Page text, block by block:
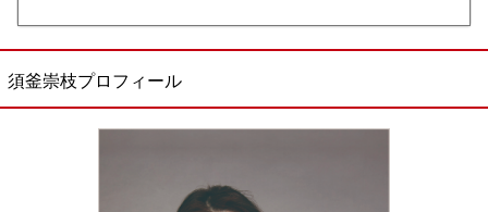
須釜崇枝プロフィール